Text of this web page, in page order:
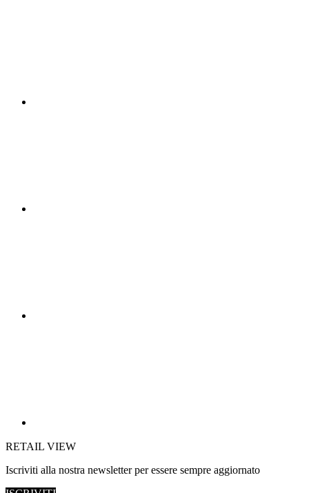
RETAIL VIEW
Iscriviti alla nostra newsletter per essere sempre aggiornato